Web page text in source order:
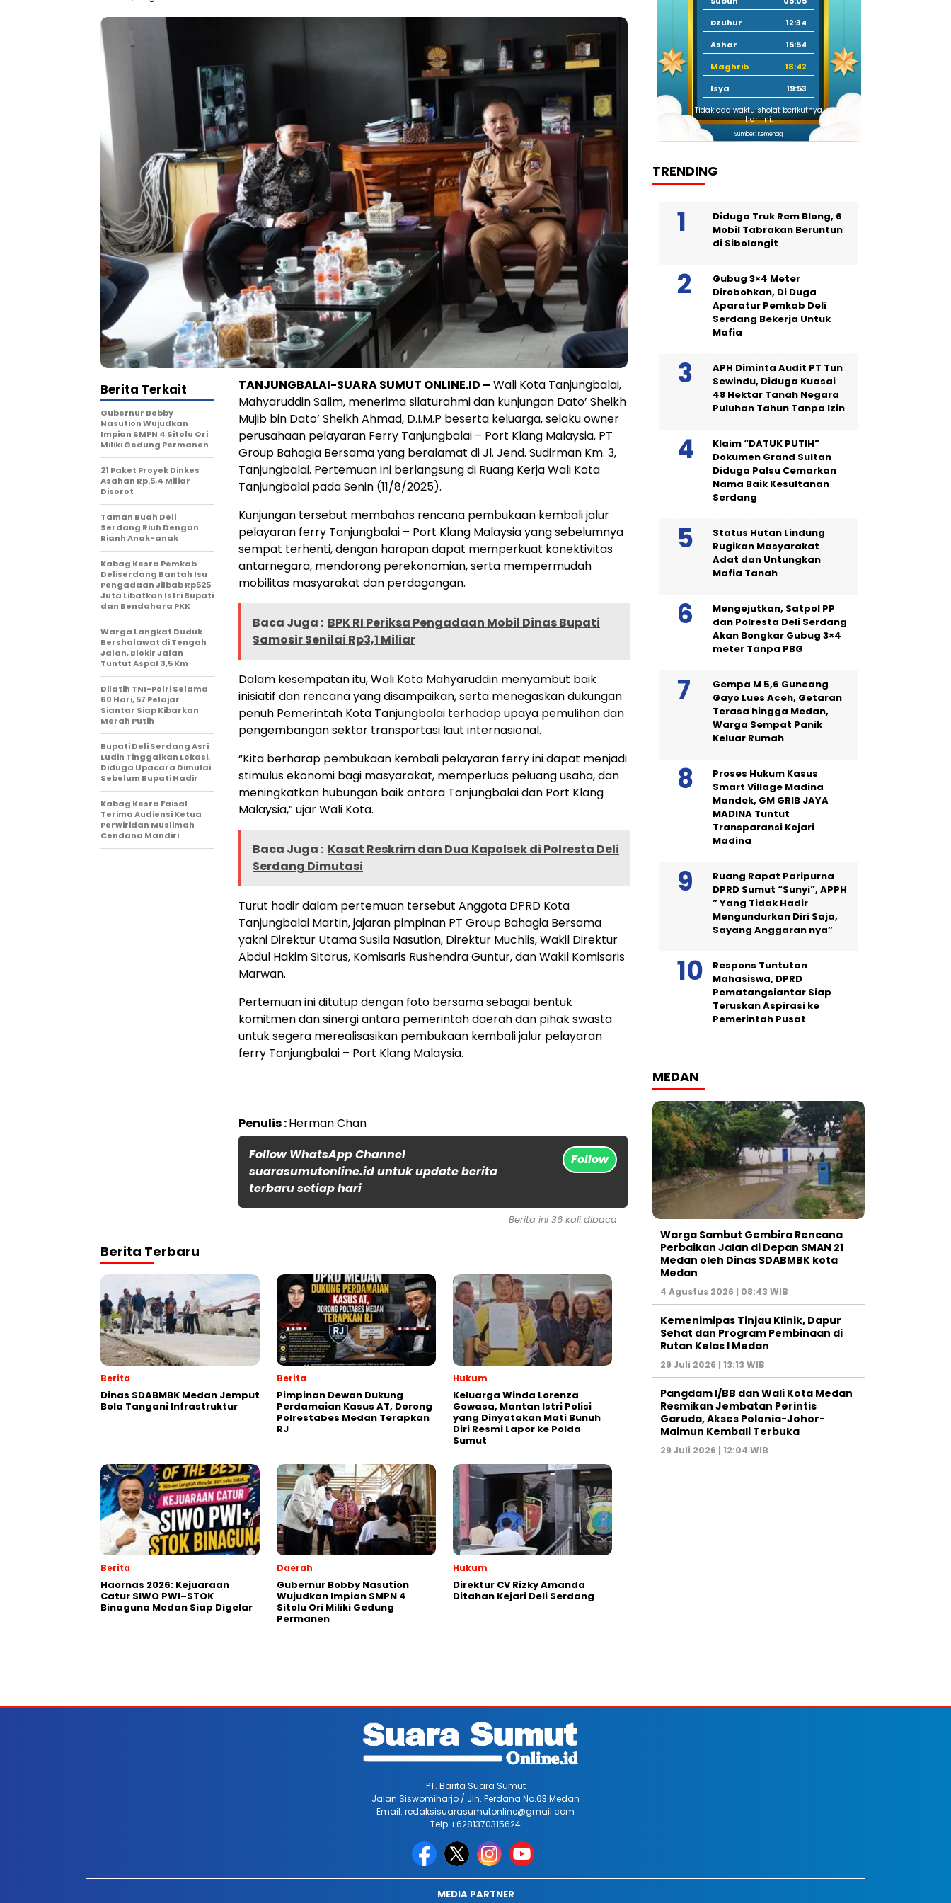
TANJUNGBALAI-SUARA SUMUT ONLINE.ID – Wali Kota Tanjungbalai,
Mahyaruddin Salim, menerima silaturahmi dan kunjungan Dato’ Sheikh
Mujib bin Dato’ Sheikh Ahmad, D.I.M.P beserta keluarga, selaku owner
perusahaan pelayaran Ferry Tanjungbalai – Port Klang Malaysia, PT
Group Bahagia Bersama yang beralamat di Jl. Jend. Sudirman Km. 3,
Tanjungbalai. Pertemuan ini berlangsung di Ruang Kerja Wali Kota
Tanjungbalai pada Senin (11/8/2025).
Kunjungan tersebut membahas rencana pembukaan kembali jalur
pelayaran ferry Tanjungbalai – Port Klang Malaysia yang sebelumnya
sempat terhenti, dengan harapan dapat memperkuat konektivitas
antarnegara, mendorong perekonomian, serta mempermudah
mobilitas masyarakat dan perdagangan.
Baca Juga : BPK RI Periksa Pengadaan Mobil Dinas Bupati
Samosir Senilai Rp3,1 Miliar
Dalam kesempatan itu, Wali Kota Mahyaruddin menyambut baik
inisiatif dan rencana yang disampaikan, serta menegaskan dukungan
penuh Pemerintah Kota Tanjungbalai terhadap upaya pemulihan dan
pengembangan sektor transportasi laut internasional.
“Kita berharap pembukaan kembali pelayaran ferry ini dapat menjadi
stimulus ekonomi bagi masyarakat, memperluas peluang usaha, dan
meningkatkan hubungan baik antara Tanjungbalai dan Port Klang
Malaysia,” ujar Wali Kota.
Baca Juga : Kasat Reskrim dan Dua Kapolsek di Polresta Deli
Serdang Dimutasi
Turut hadir dalam pertemuan tersebut Anggota DPRD Kota
Tanjungbalai Martin, jajaran pimpinan PT Group Bahagia Bersama
yakni Direktur Utama Susila Nasution, Direktur Muchlis, Wakil Direktur
Abdul Hakim Sitorus, Komisaris Rushendra Guntur, dan Wakil Komisaris
Marwan.
Pertemuan ini ditutup dengan foto bersama sebagai bentuk
komitmen dan sinergi antara pemerintah daerah dan pihak swasta
untuk segera merealisasikan pembukaan kembali jalur pelayaran
ferry Tanjungbalai – Port Klang Malaysia.
Penulis :Herman Chan
Follow WhatsApp Channel
suarasumutonline.id untuk update berita
terbaru setiap hari
Follow
Berita Terkait
Gubernur Bobby
Nasution Wujudkan
Impian SMPN 4 Sitolu Ori
Miliki Gedung Permanen
21 Paket Proyek Dinkes
Asahan Rp.5,4 Miliar
Disorot
Taman Buah Deli
Serdang Riuh Dengan
Rianh Anak-anak
Kabag Kesra Pemkab
Deliserdang Bantah Isu
Pengadaan Jilbab Rp525
Juta Libatkan Istri Bupati
dan Bendahara PKK
Warga Langkat Duduk
Bershalawat di Tengah
Jalan, Blokir Jalan
Tuntut Aspal 3,5 Km
Dilatih TNI-Polri Selama
60 Hari, 57 Pelajar
Siantar Siap Kibarkan
Merah Putih
Bupati Deli Serdang Asri
Ludin Tinggalkan Lokasi,
Diduga Upacara Dimulai
Sebelum Bupati Hadir
Kabag Kesra Faisal
Terima Audiensi Ketua
Perwiridan Muslimah
Cendana Mandiri
Berita ini 36 kali dibaca
Berita Terbaru
Berita
Dinas SDABMBK Medan Jemput
Bola Tangani Infrastruktur
Berita
Pimpinan Dewan Dukung
Perdamaian Kasus AT, Dorong
Polrestabes Medan Terapkan
RJ
Hukum
Keluarga Winda Lorenza
Gowasa, Mantan Istri Polisi
yang Dinyatakan Mati Bunuh
Diri Resmi Lapor ke Polda
Sumut
Berita
Haornas 2026: Kejuaraan
Catur SIWO PWI–STOK
Binaguna Medan Siap Digelar
Daerah
Gubernur Bobby Nasution
Wujudkan Impian SMPN 4
Sitolu Ori Miliki Gedung
Permanen
Hukum
Direktur CV Rizky Amanda
Ditahan Kejari Deli Serdang
Dzuhur
12:34
Ashar
15:54
Maghrib
18:42
Isya
19:53
Tidak ada waktu sholat berikutnya
hari ini.
Sumber: Kemenag
TRENDING
Diduga Truk Rem Blong, 6
Mobil Tabrakan Beruntun
di Sibolangit
Gubug 3×4 Meter
Dirobohkan, Di Duga
Aparatur Pemkab Deli
Serdang Bekerja Untuk
Mafia
APH Diminta Audit PT Tun
Sewindu, Diduga Kuasai
48 Hektar Tanah Negara
Puluhan Tahun Tanpa Izin
Klaim “DATUK PUTIH”
Dokumen Grand Sultan
Diduga Palsu Cemarkan
Nama Baik Kesultanan
Serdang
Status Hutan Lindung
Rugikan Masyarakat
Adat dan Untungkan
Mafia Tanah
Mengejutkan, Satpol PP
dan Polresta Deli Serdang
Akan Bongkar Gubug 3×4
meter Tanpa PBG
Gempa M 5,6 Guncang
Gayo Lues Aceh, Getaran
Terasa hingga Medan,
Warga Sempat Panik
Keluar Rumah
Proses Hukum Kasus
Smart Village Madina
Mandek, GM GRIB JAYA
MADINA Tuntut
Transparansi Kejari
Madina
Ruang Rapat Paripurna
DPRD Sumut “Sunyi”, APPH
” Yang Tidak Hadir
Mengundurkan Diri Saja,
Sayang Anggaran nya”
Respons Tuntutan
Mahasiswa, DPRD
Pematangsiantar Siap
Teruskan Aspirasi ke
Pemerintah Pusat
MEDAN
Warga Sambut Gembira Rencana
Perbaikan Jalan di Depan SMAN 21
Medan oleh Dinas SDABMBK kota
Medan
4 Agustus 2026 | 08:43 WIB
Kemenimipas Tinjau Klinik, Dapur
Sehat dan Program Pembinaan di
Rutan Kelas I Medan
29 Juli 2026 | 13:13 WIB
Pangdam I/BB dan Wali Kota Medan
Resmikan Jembatan Perintis
Garuda, Akses Polonia-Johor-
Maimun Kembali Terbuka
29 Juli 2026 | 12:04 WIB
PT. Barita Suara Sumut
Jalan Siswomiharjo / Jln. Perdana No.63 Medan
Email: redaksisuarasumutonline@gmail.com
Telp +6281370315624
MEDIA PARTNER